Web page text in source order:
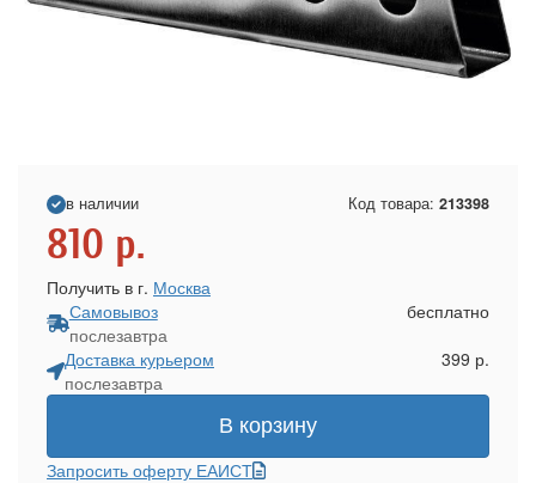
в наличии Код товара: 213398
810 р.
Получить в г. Москва
Самовывоз
послезавтра
бесплатно
Доставка курьером
послезавтра
399 р.
В корзину
Запросить оферту ЕАИСТ